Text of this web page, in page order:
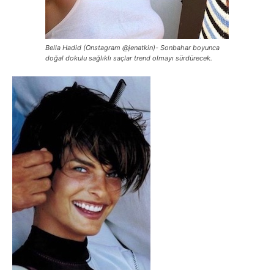
Bella Hadid (Onstagram @jenatkin)- Sonbahar boyunca
doğal dokulu sağlıklı saçlar trend olmayı sürdürecek.